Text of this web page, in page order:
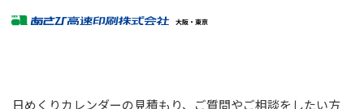
日めくりカレンダーの見積もり、ご質問やご相談をしたい方